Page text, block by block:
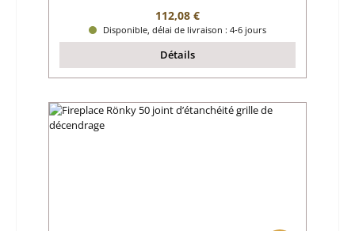
Prix régulier :
112,08 €
Disponible, délai de livraison : 4-6 jours
Détails